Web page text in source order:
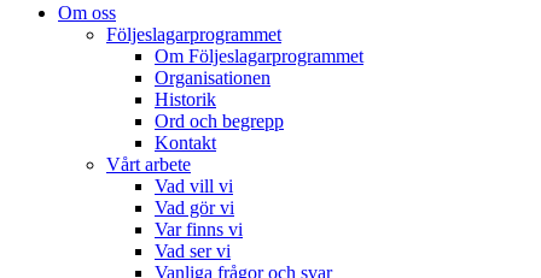
Om oss
Följeslagarprogrammet
Om Följeslagarprogrammet
Organisationen
Historik
Ord och begrepp
Kontakt
Vårt arbete
Vad vill vi
Vad gör vi
Var finns vi
Vad ser vi
Vanliga frågor och svar